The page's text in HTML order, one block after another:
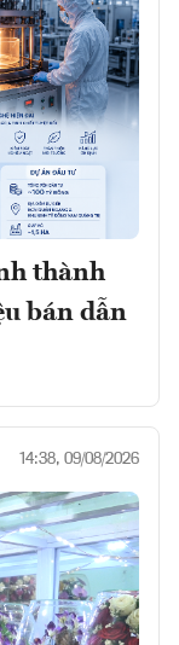
thành
bán dẫn
14:38, 09/08/2026